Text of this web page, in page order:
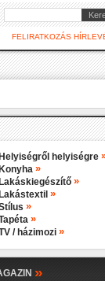
FELIRATKOZÁS
Helyiségről helyiségre
Konyha »
Lakáskiegészítő »
Lakástextil »
»
»
/ házimozi »
»